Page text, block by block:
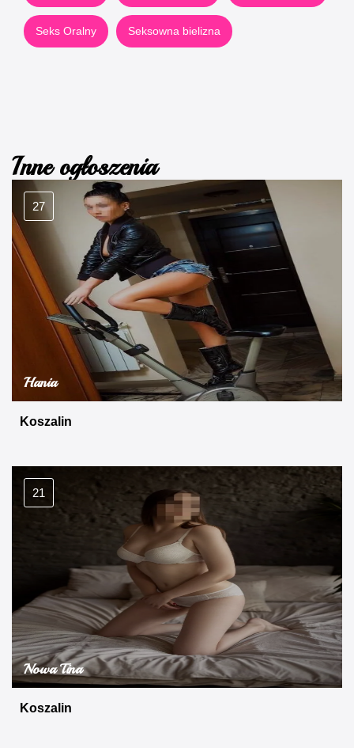
Seks Oralny Seksowna bielizna
Inne ogłoszenia
27
Hania
Koszalin
21
Nowa Tina
Koszalin